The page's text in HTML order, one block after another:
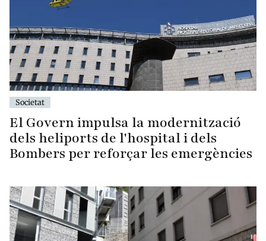
Societat
El Govern impulsa la modernització
dels heliports de l'hospital i dels
Bombers per reforçar les emergències